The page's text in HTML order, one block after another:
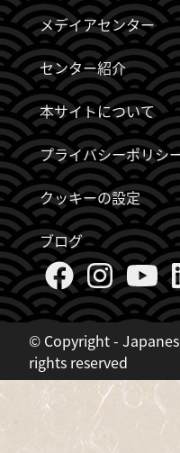
メデイアセンター
センター紹介
本サイトについて
プライバシーポリシ
クッキーの設定
ブログ
© Copyright -
rights reserved